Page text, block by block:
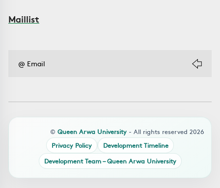
Maillist
© Queen Arwa University - All rights reserved 2026
Privacy Policy
Development Timeline
Development Team – Queen Arwa University